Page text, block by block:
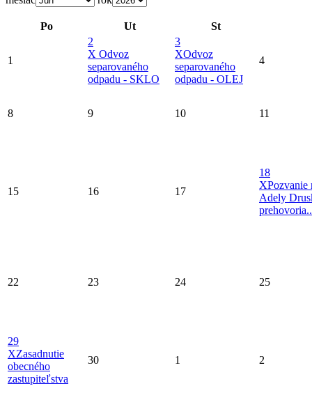
Po Ut St
1
2
X Odvoz
separovaného
odpadu - SKLO
3
XOdvoz
separovaného
odpadu - OLEJ
4
8 9 10 11
15 16 17
18
XPozvanie
Adely
22 23 24 25
29
XZasadnutie
obecného
zastupiteľstva
30 1 2